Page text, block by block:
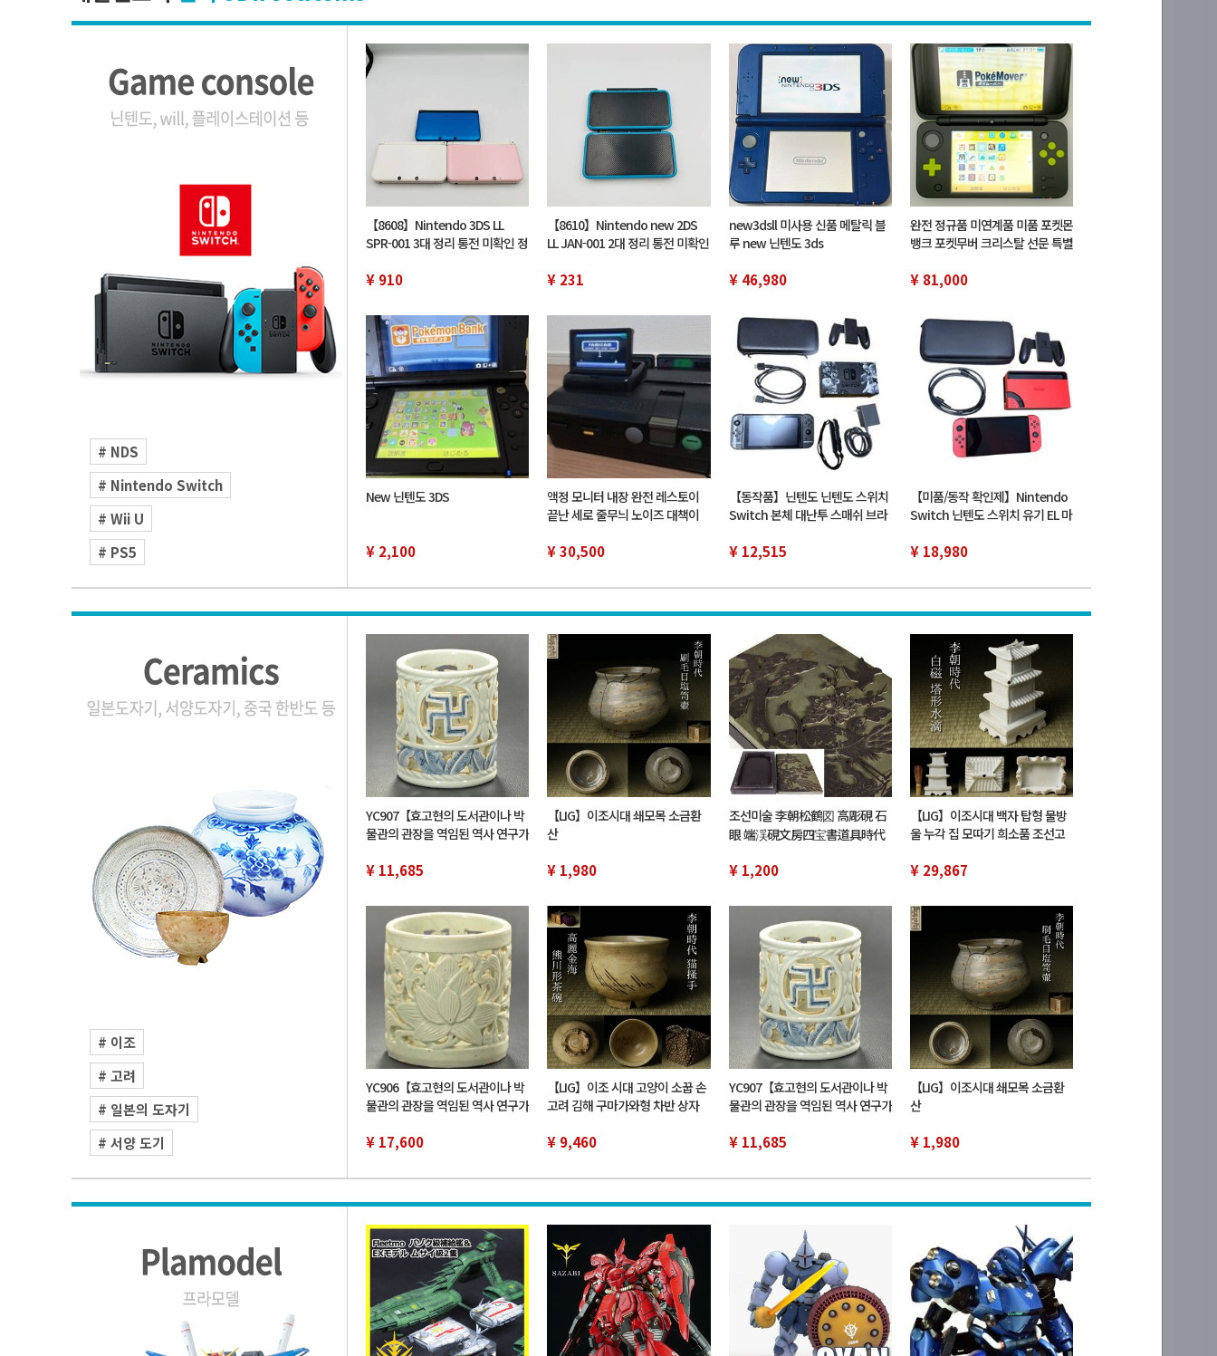
# NDS
# Nintendo Switch
# Wii U
# PS5
【8608】Nintendo 3DS LL
SPR-001 3대 정리 통전 미확인 정
도 게임기
¥ 910
【8610】Nintendo new 2DS
LL JAN-001 2대 정리 통전 미확인
소형 게임기
¥ 231
new3dsll 미사용 신품 메탈릭 블
루 new 닌텐도 3ds
¥ 46,980
완전 정규품 미연계품 미품 포켓몬
뱅크 포켓무버 크리스탈 선문 특별
닌텐도
¥ 81,000
New 닌텐도 3DS
¥ 2,100
액정 모니터 내장 완전 레스토이
끝난 세로 줄무늬 노이즈 대책이
환 각 입력 단자 신품 교환 정중한
¥ 30,500
【동작품】닌텐도 닌텐도 스위치
Switch 본체 대난투 스매쉬 브라
초기형 상자 무케이스 첨부 현상품
¥ 12,515
【미품/동작 확인제】Nintendo
Switch 닌텐도 스위치 유기 EL 마
드 게임기 초기화 완료 현상품 #N
¥ 18,980
# 이조
# 고려
# 일본의 도자기
# 서양 도기
YC907【효고현의 도서관이나 박
물관의 관장을 역임된 역사 연구가
색 투필통 필립 서구 우품
¥ 11,685
【LIG】이조시대 쇄모목 소금환
산
¥ 1,980
조선미술 李朝松鶴図 高彫硯 石
眼 端渓硯文房四宝書道具時代
¥ 1,200
【LIG】이조시대 백자 탑형 물방
울 누각 집 모따기 희소품 조선고
품 2607.870
¥ 29,867
YC906【효고현의 도서관이나 박
물관의 관장을 역임된 역사 연구가
꽃 필통 필립 서구 우품
¥ 17,600
【LIG】이조 시대 고양이 소꿉 손
고려 김해 구마가와형 차반 상자
고미술품 수기자 수장품
¥ 9,460
YC907【효고현의 도서관이나 박
물관의 관장을 역임된 역사 연구가
색 투필통 필립 서구 우품
¥ 11,685
【LIG】이조시대 쇄모목 소금환
산
¥ 1,980